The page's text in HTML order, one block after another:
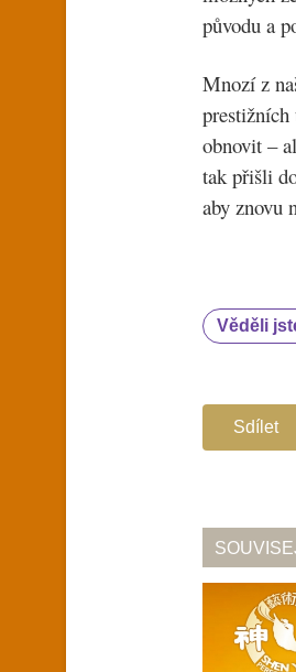
původu a
Mnozí z
obnovit –
tak přišli
aby znovu
Věděli
Sdílet